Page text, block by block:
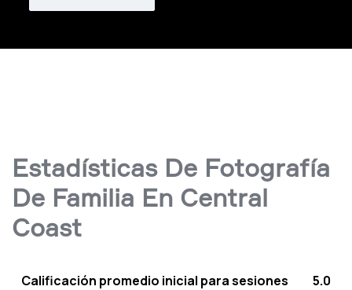
Estadísticas De Fotografía
De Familia En Central
Coast
Calificación promedio inicial para sesiones
5.0